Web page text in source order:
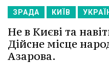
ЗРАДА КИЇВ
Не в Києві та
Дійсне місце
Азарова.